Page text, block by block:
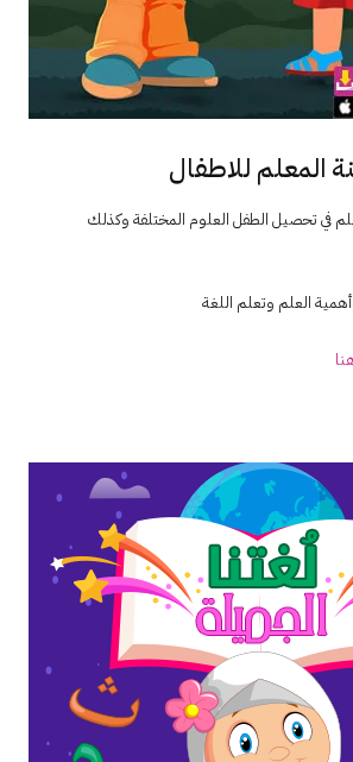
في تحصيل الطفل العلوم المختلفة وكذلك
العلم وتعلم اللغة